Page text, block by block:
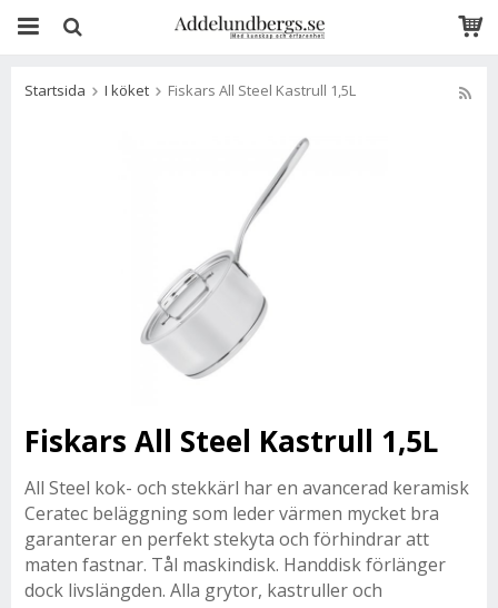
Startsida I köket Fiskars All Steel Kastrull 1,5L
Fiskars All Steel Kastrull 1,5L
All Steel kok- och stekkärl har en avancerad keramisk
Ceratec beläggning som leder värmen mycket bra
garanterar en perfekt stekyta och förhindrar att
maten fastnar. Tål maskindisk. Handdisk förlänger
dock livslängden. Alla grytor, kastruller och